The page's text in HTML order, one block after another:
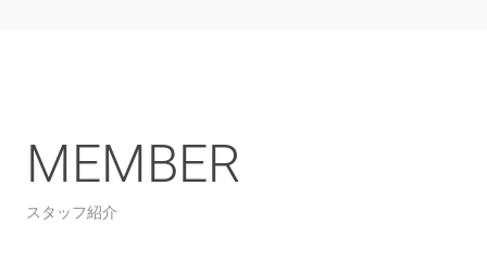
MEMBER
スタッフ紹介